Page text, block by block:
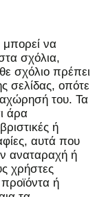
να
σχόλια,
σχόλιο πρέπει
σελίδας, οπότε
του. Τα
άρα
ή
αυτά που
αναταραχή ή
χρήστες
ή